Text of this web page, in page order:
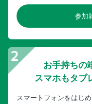
参加
お手持ちの
スマホもタブ
スマートフォンをはじ